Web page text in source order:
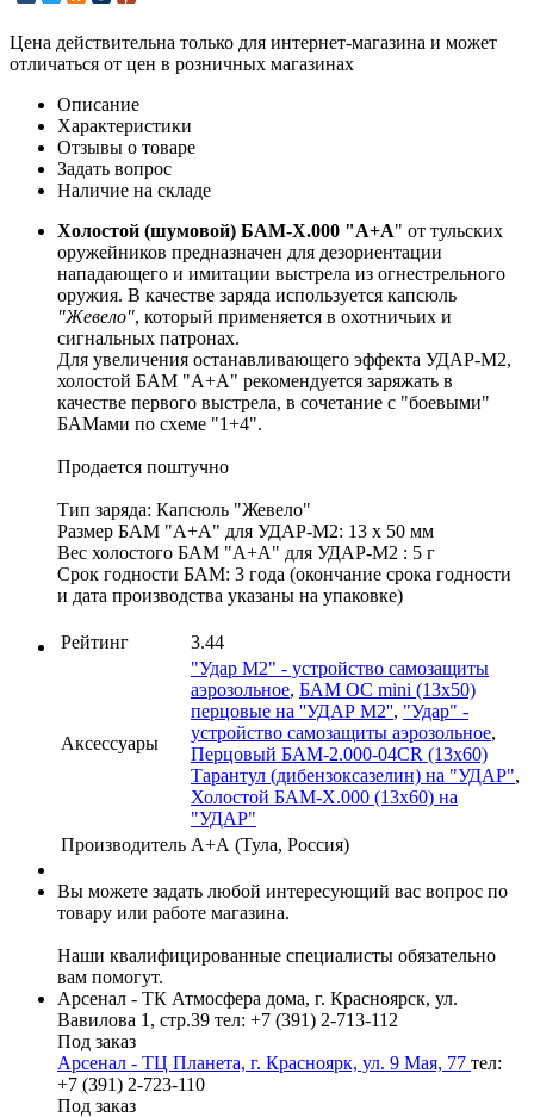
Цена действительна только для интернет-магазина и может
отличаться от цен в розничных магазинах
Описание
Характеристики
Отзывы о товаре
Задать вопрос
Наличие на складе
Холостой (шумовой) БАМ-Х.000 "А+А" от тульских
оружейников предназначен для дезориентации
нападающего и имитации выстрела из огнестрельного
оружия. В качестве заряда используется капсюль
"Жевело", который применяется в охотничьих и
сигнальных патронах.
Для увеличения останавливающего эффекта УДАР-М2,
холостой БАМ "А+А" рекомендуется заряжать в
качестве первого выстрела, в сочетание с "боевыми"
БАМами по схеме "1+4".
Продается поштучно
Тип заряда: Капсюль "Жевело"
Размер БАМ "А+А" для УДАР-М2: 13 х 50 мм
Вес холостого БАМ "А+А" для УДАР-М2 : 5 г
Срок годности БАМ: 3 года (окончание срока годности
и дата производства указаны на упаковке)
Рейтинг 3.44
Аксессуары
"Удар М2" - устройство самозащиты
аэрозольное, БАМ ОС mini (13х50)
перцовые на ''УДАР М2'', "Удар" -
устройство самозащиты аэрозольное,
Перцовый БАМ-2.000-04CR (13х60)
Тарантул (дибензоксазелин) на "УДАР",
Холостой БАМ-Х.000 (13х60) на
"УДАР"
Производитель А+А (Тула, Россия)
Вы можете задать любой интересующий вас вопрос по
товару или работе магазина.
Наши квалифицированные специалисты обязательно
вам помогут.
Арсенал - ТК Атмосфера дома, г. Красноярск, ул.
Вавилова 1, стр.39 тел: +7 (391) 2-713-112
Под заказ
Арсенал - ТЦ Планета, г. Красноярк, ул. 9 Мая, 77 тел:
+7 (391) 2-723-110
Под заказ